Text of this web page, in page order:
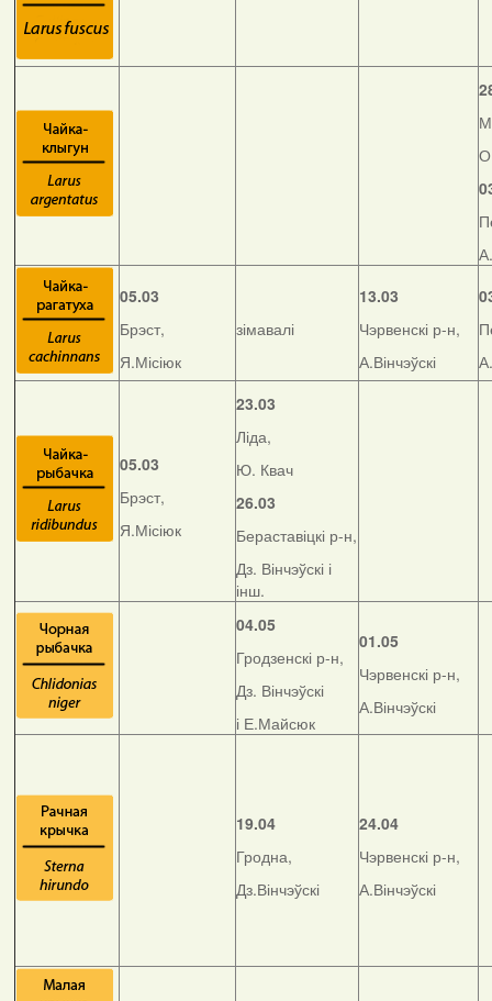
05.03
Брэст,
Я.Місіюк
зімавалі
13.03
Чэрвенскі р-н,
А.Вінчэўскі
05.03
Брэст,
Я.Місіюк
23.03
Ліда,
Ю. Квач
26.03
Бераставіцкі р-н,
Дз. Вінчэўскі і
інш.
04.05
Гродзенскі р-н,
Дз. Вінчэўскі
і Е.Майсюк
01.05
Чэрвенскі р-н,
А.Вінчэўскі
19.04
Гродна,
Дз.Вінчэўскі
24.04
Чэрвенскі р-н,
А.Вінчэўскі